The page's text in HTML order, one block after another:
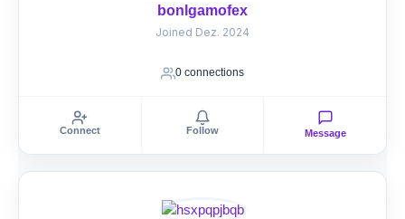
bonlgamofex
Joined Dez. 2024
0 connections
Connect Follow Message